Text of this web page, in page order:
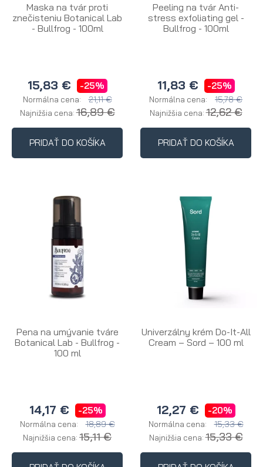
Maska na tvár proti
znečisteniu Botanical Lab
- Bullfrog - 100ml
15,83 € -25%
Normálna cena: 21,11 €
Najnižšia cena:16,89 €
PRIDAŤ DO KOŠÍKA
Peeling na tvár Anti-
stress exfoliating gel -
Bullfrog - 100ml
11,83 € -25%
Normálna cena: 15,78 €
Najnižšia cena:12,62 €
PRIDAŤ DO KOŠÍKA
Pena na umývanie tváre
Botanical Lab - Bullfrog -
100 ml
14,17 € -25%
Normálna cena: 18,89 €
Najnižšia cena: 15,11 €
Univerzálny krém Do-It-All
Cream – Sord – 100 ml
12,27 € -20%
Normálna cena: 15,33 €
Najnižšia cena:15,33 €